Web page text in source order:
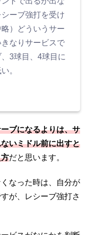
ーブ強打を受け
）どういうサー
なりサービスで
3球目、4球目に
。
ブになるよりは、サ
いミドル前に出すと
だと思います。
なった時は、自分が
が、レシーブ強打さ